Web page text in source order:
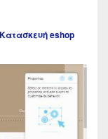
Κατασκευή eshop